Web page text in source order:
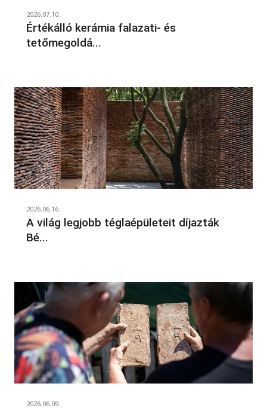
2026.07.10.
Értékálló kerámia falazati- és
tetőmegoldá...
2026.06.16.
A világ legjobb téglaépületeit díjazták
Bé...
2026.06.09.